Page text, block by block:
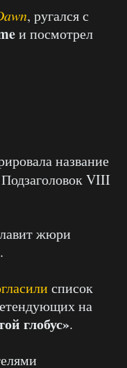
, ругался с
и посмотрел
название
VIII
жюри
список
на
глобус».